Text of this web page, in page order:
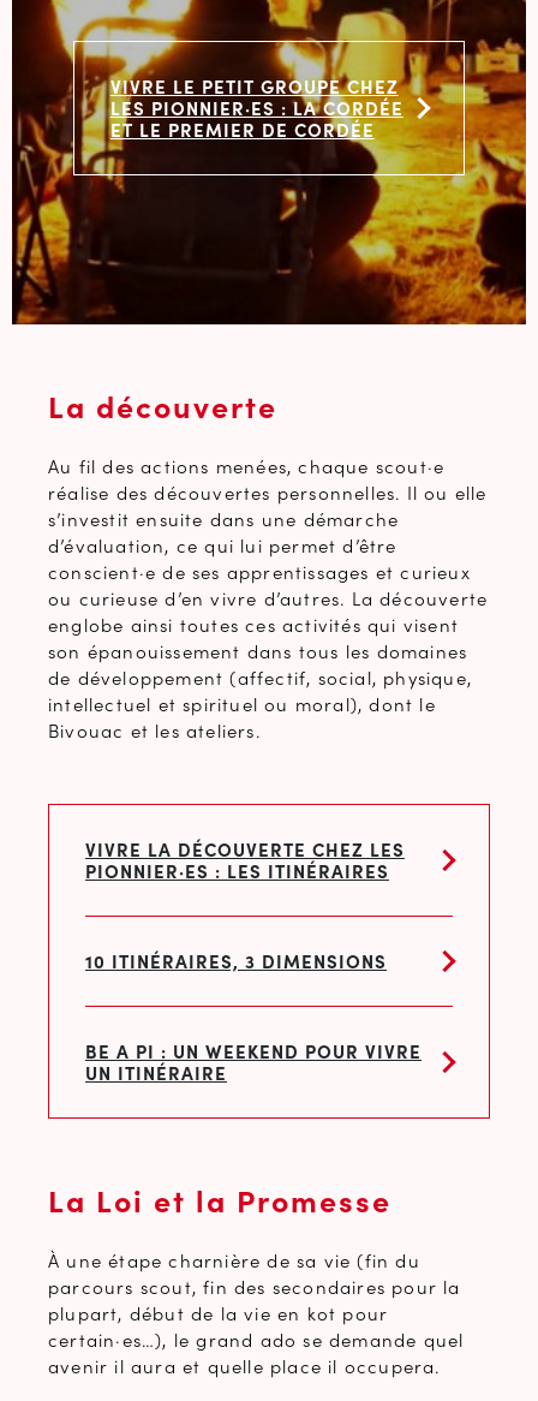
VIVRE LE PETIT GROUPE CHEZ
LES PIONNIER·ES : LA CORDÉE
ET LE PREMIER DE CORDÉE
La découverte
Au fil des actions menées, chaque scout·e
réalise des découvertes personnelles. Il ou elle
s’investit ensuite dans une démarche
d’évaluation, ce qui lui permet d’être
conscient·e de ses apprentissages et curieux
ou curieuse d’en vivre d’autres. La découverte
englobe ainsi toutes ces activités qui visent
son épanouissement dans tous les domaines
de développement (affectif, social, physique,
intellectuel et spirituel ou moral), dont le
Bivouac et les ateliers.
VIVRE LA DÉCOUVERTE CHEZ LES
PIONNIER·ES : LES ITINÉRAIRES
10 ITINÉRAIRES, 3 DIMENSIONS
BE A PI : UN WEEKEND POUR VIVRE
UN ITINÉRAIRE
La Loi et la Promesse
À une étape charnière de sa vie (fin du
parcours scout, fin des secondaires pour la
plupart, début de la vie en kot pour
certain·es…), le grand ado se demande quel
avenir il aura et quelle place il occupera.